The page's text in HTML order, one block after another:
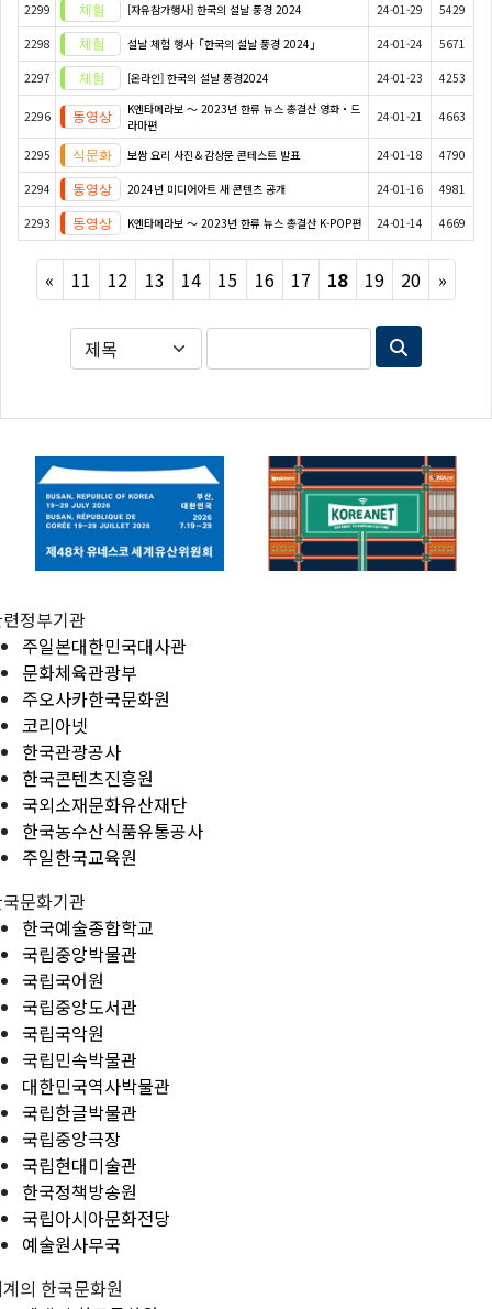
2299 [자유참가행사] 한국의 설날 풍경 2024 24-01-29 5429
2298 설날 체험 행사「한국의 설날 풍경 2024」 24-01-24 5671
2297 [온라인] 한국의 설날 풍경2024 24-01-23 4253
2296
K엔타메라보 ～ 2023년 한류 뉴스 총결산 영화・드
라마편
24-01-21 4663
2295 보쌈 요리 사진＆감상문 콘테스트 발표 24-01-18 4790
2294 2024년 미디어아트 새 콘텐츠 공개 24-01-16 4981
2293 K엔타메라보 ～ 2023년 한류 뉴스 총결산 K-POP편 24-01-14 4669
« Previous
11 12 13 14 15 16 17 18 19 20 »Next
정부기관
주일본대한민국대사관
문화체육관광부
주오사카한국문화원
코리아넷
한국관광공사
한국콘텐츠진흥원
국외소재문화유산재단
한국농수산식품유통공사
주일한국교육원
문화기관
한국예술종합학교
국립중앙박물관
국립국어원
국립중앙도서관
국립국악원
국립민속박물관
대한민국역사박물관
국립한글박물관
국립중앙극장
국립현대미술관
한국정책방송원
국립아시아문화전당
예술원사무국
의 한국문화원